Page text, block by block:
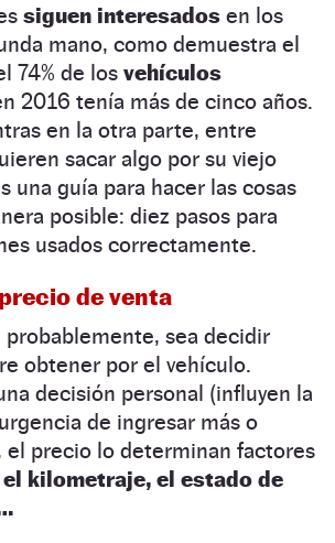
siguen interesados en los
mano, como demuestra el
74% de los vehículos
2016 tenía más de cinco años.
en la otra parte, entre
sacar algo por su viejo
una guía para hacer las cosas
posible: diez pasos para
usados correctamente.
de venta
probablemente, sea decidir
obtener por el vehículo.
decisión personal (influyen la
de ingresar más o
el precio lo determinan factores
el kilometraje, el estado de